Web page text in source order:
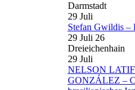
Darmstadt
29 Juli
Stefan Gwildis –
29 Juli 26
Dreieichenhain
29 Juli
NELSON
GONZÁLEZ –